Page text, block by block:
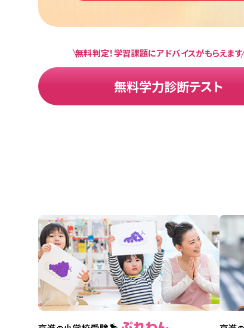
無料判定！学習課題にアドバイスがもらえます
無料学力診断テスト